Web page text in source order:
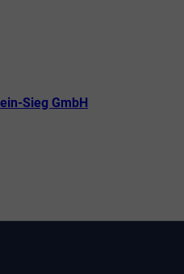
Sieg GmbH